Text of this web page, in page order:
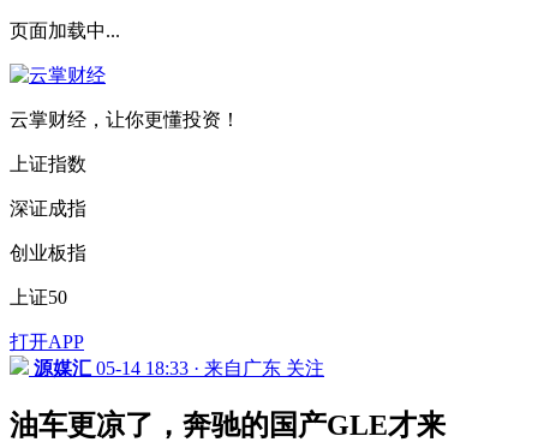
页面加载中...
云掌财经，让你更懂投资！
上证指数
深证成指
创业板指
上证50
打开APP
源媒汇 05-14 18:33 · 来自广东 关注
油车更凉了，奔驰的国产GLE才来